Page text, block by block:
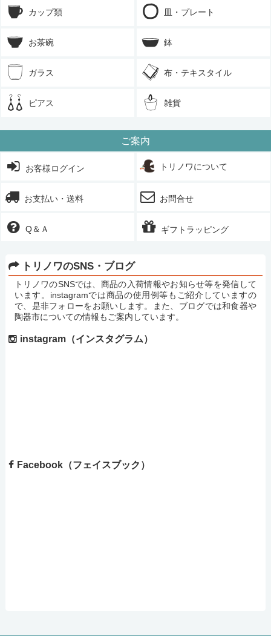
カップ類 皿・プレート
お茶碗 鉢
ガラス 布・テキスタイル
ピアス 雑貨
ご案内
お客様ログイン トリノワについて
お支払い・送料 お問合せ
Q＆Ａ ギフトラッピング
トリノワのSNS・ブログ
トリノワのSNSでは、商品の入荷情報やお知らせ等を発信して
います。instagramでは商品の使用例等もご紹介していますの
で、是非フォローをお願いします。また、ブログでは和食器や
陶器市についての情報もご案内しています。
instagram（インスタグラム）
Facebook（フェイスブック）